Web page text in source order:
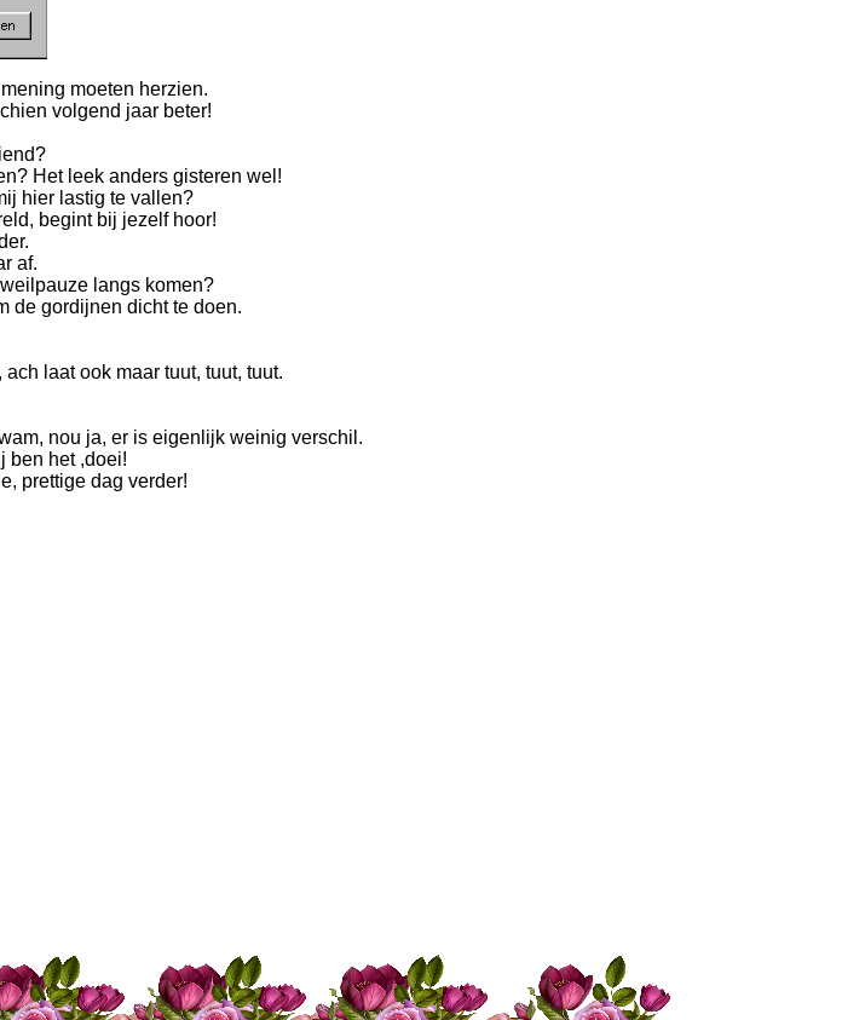
moeten herzien.
volgend jaar beter!
Het leek anders gisteren wel!
hier lastig te vallen?
begint bij jezelf hoor!
af.
langs komen?
de gordijnen dicht te doen.
laat ook maar tuut, tuut, tuut.
nou ja, er is eigenlijk weinig verschil.
ben het ,doei!
prettige dag verder!